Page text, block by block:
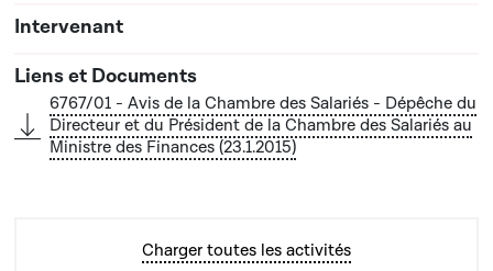
6767/01 - Avis de la Chambre des Salariés - Dépêche du
Directeur et du Président de la Chambre des Salariés au
Ministre des Finances (23.1.2015)
Charger toutes les activités